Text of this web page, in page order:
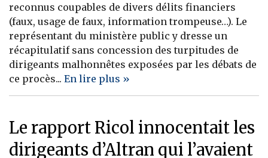
reconnus coupables de divers délits financiers
(faux, usage de faux, information trompeuse…). Le
représentant du ministère public y dresse un
récapitulatif sans concession des turpitudes de
dirigeants malhonnêtes exposées par les débats de
ce procès... En lire plus »
Le rapport Ricol innocentait les
dirigeants d’Altran qui l’avaient